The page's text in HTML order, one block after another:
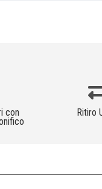
con Ritiro